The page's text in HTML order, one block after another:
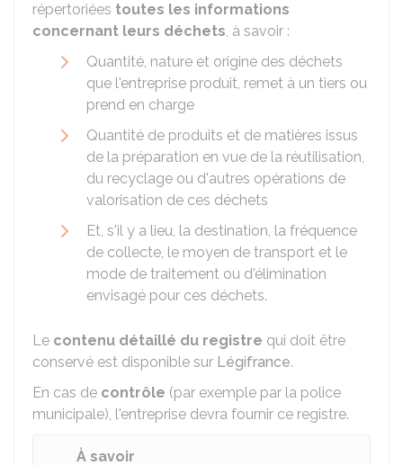
répertoriées toutes les informations
concernant leurs déchets, à savoir :
Quantité, nature et origine des déchets
que l'entreprise produit, remet à un tiers ou
prend en charge
Quantité de produits et de matières issus
de la préparation en vue de la réutilisation,
du recyclage ou d'autres opérations de
valorisation de ces déchets
Et, s'il y a lieu, la destination, la fréquence
de collecte, le moyen de transport et le
mode de traitement ou d'élimination
envisagé pour ces déchets.
Le contenu détaillé du registre qui doit être
conservé est disponible sur Légifrance.
En cas de contrôle (par exemple par la police
municipale), l'entreprise devra fournir ce registre.
À savoir